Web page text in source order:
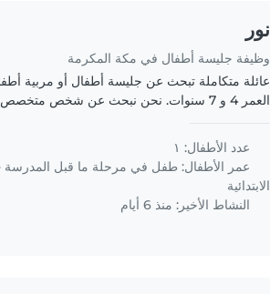
نور
وظيفة جليسة أطفال في مكة المكرمة
عائلة متكاملة تبحث عن جليسة أطفال أو مربية
العمر 4 و 7 سنوات. نحن نبحث عن شخص
عدد الأطفال: ١
عمر الأطفال: طفل في مرحلة ما قبل المدرسة
الابتدائية
النشاط الأخير: منذ 6 أيام